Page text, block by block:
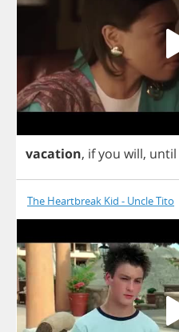
vacation, ifyou will, until
The Heartbreak Kid - Uncle Tito